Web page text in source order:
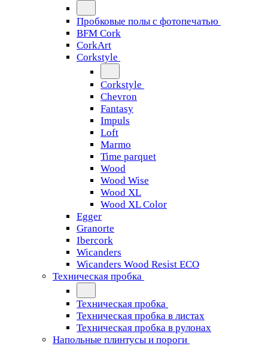
Пробковые полы с фотопечатью
BFM Cork
CorkArt
Corkstyle
Corkstyle
Chevron
Fantasy
Impuls
Loft
Marmo
Time parquet
Wood
Wood Wise
Wood XL
Wood XL Color
Egger
Granorte
Ibercork
Wicanders
Wicanders Wood Resist ECO
Техническая пробка
Техническая пробка
Техническая пробка в листах
Техническая пробка в рулонах
Напольные плинтусы и пороги